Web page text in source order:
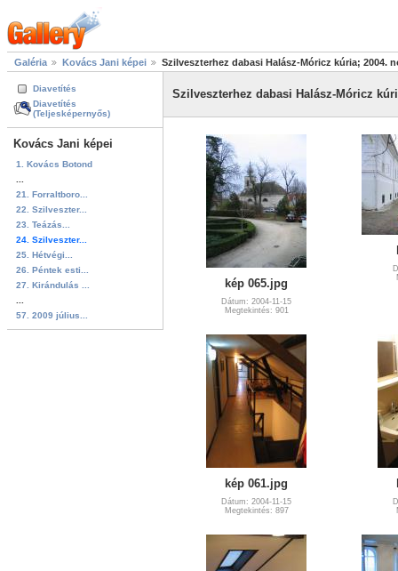
Galéria Kovács Jani képei Szilveszterhez dabasi Halász-Móricz kúria; 2004.
Diavetítés
Diavetítés
(Teljesképernyős)
Kovács Jani képei
1. Kovács Botond
21. Forraltboro...
22. Szilveszter...
23. Teázás...
24. Szilveszter...
25. Hétvégi...
26. Péntek esti...
27. Kirándulás ...
57. 2009 július...
Szilveszterhez dabasi Halász-Móricz
kép 065.jpg
Dátum: 2004-11-15
Megtekintés: 901
kép 061.jpg
Dátum: 2004-11-15
Megtekintés: 897